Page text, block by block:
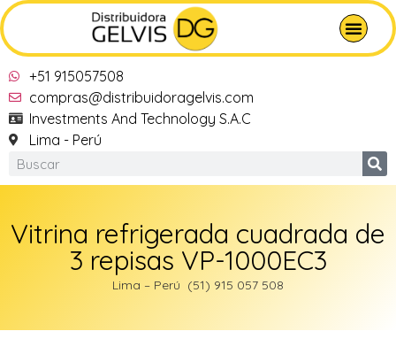
+51 915057508
compras@distribuidoragelvis.com
Investments And Technology S.A.C
Lima - Perú
Vitrina refrigerada cuadrada de
3 repisas VP-1000EC3
Lima – Perú (51) 915 057 508